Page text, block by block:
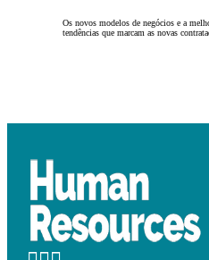
Os novos modelos de negócios e a
tendências que marcam as novas